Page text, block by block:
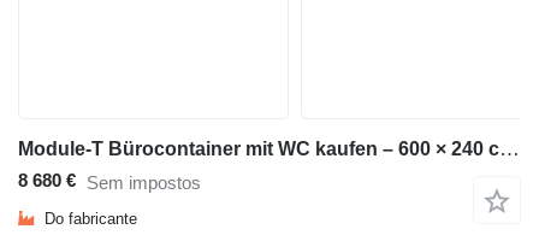
Module-T Bürocontainer mit WC kaufen – 600 × 240 cm, 14,4 m² | NEU
8 680 € Sem impostos
Do fabricante